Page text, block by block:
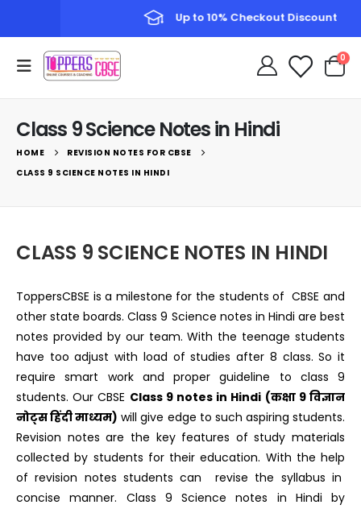
Up to 10% Checkout Discount
0
Class 9 Science Notes in Hindi
HOME
REVISION NOTES FOR CBSE
CLASS 9 SCIENCE NOTES IN HINDI
CLASS 9 SCIENCE NOTES IN HINDI
ToppersCBSE is a milestone for the students of CBSE and
other state boards. Class 9 Science notes in Hindi are best
notes provided by our team. With the teenage students
have too adjust with load of studies after 8 class. So it
require smart work and proper guideline to class 9
students. Our CBSE Class 9 notes in Hindi (कक्षा 9 विज्ञान
नोट्स हिंदी माध्यम) will give edge to such aspiring students.
Revision notes are the key features of study materials
collected by students for their education. With the help
of revision notes students can revise the syllabus in
concise manner. Class 9 Science notes in Hindi by